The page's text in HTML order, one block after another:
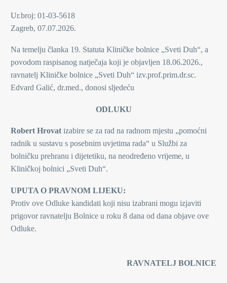
Ur.broj: 01-03-5618
Zagreb, 07.07.2026.
Na temelju članka 19. Statuta Kliničke bolnice „Sveti Duh“, a
povodom raspisanog natječaja koji je objavljen 18.06.2026.,
ravnatelj Kliničke bolnice „Sveti Duh“ izv.prof.prim.dr.sc.
Edvard Galić, dr.med., donosi sljedeću
ODLUKU
Robert Hrovatizabire se za rad na radnom mjestu „pomoćni
radnik u sustavu s posebnim uvjetima rada“ u Službi za
bolničku prehranu i dijetetiku, na neodređeno vrijeme, u
Kliničkoj bolnici „Sveti Duh“.
UPUTA O PRAVNOM LIJEKU:
Protiv ove Odluke kandidati koji nisu izabrani mogu izjaviti
prigovor ravnatelju Bolnice u roku 8 dana od dana objave ove
Odluke.
RAVNATELJ BOLNICE